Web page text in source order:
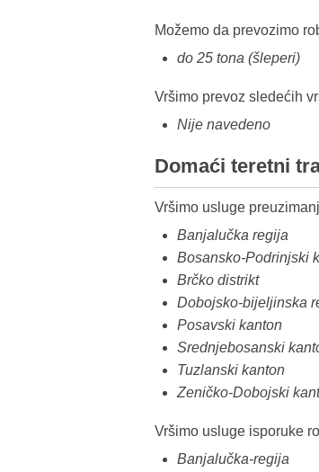
Možemo da prevozimo
do 25 tona (šleperi)
Vršimo prevoz sledećih
Nije navedeno
Domaći teretni
Vršimo usluge
Banjalučka regija
Bosansko-Podrinjski
Brčko distrikt
Dobojsko-bijeljinska
Posavski kanton
Srednjebosanski
Tuzlanski kanton
Zeničko-Dobojski
Vršimo usluge isporuke
Banjalučka-regija